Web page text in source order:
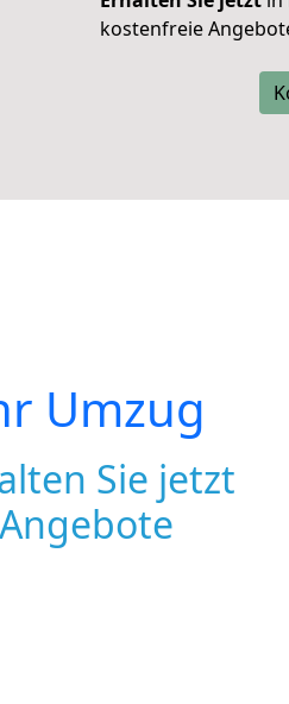
kostenfreie
Umzug
Sie jetzt
Angebote